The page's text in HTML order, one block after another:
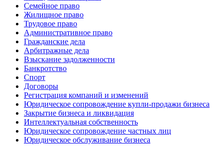
Семейное право
Жилищное право
Трудовое право
Административное право
Гражданские дела
Арбитражные дела
Взыскание задолженности
Банкротство
Спорт
Договоры
Регистрация компаний и изменений
Юридическое сопровождение купли-продажи бизнеса
Закрытие бизнеса и ликвидация
Интеллектуальная собственность
Юридическое сопровождение частных лиц
Юридическое обслуживание бизнеса